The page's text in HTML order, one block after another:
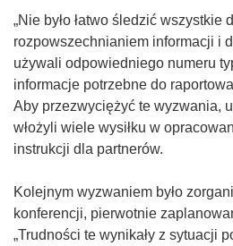
„Nie było łatwo śledzić wszystkie
rozpowszechnianiem informacji i
używali odpowiedniego numeru
informacje potrzebne do
Aby przezwyciężyć te wyzwania,
włożyli wiele wysiłku w
instrukcji dla partnerów.
Kolejnym wyzwaniem było
konferencji, pierwotnie
„Trudności te wynikały z sytuacji